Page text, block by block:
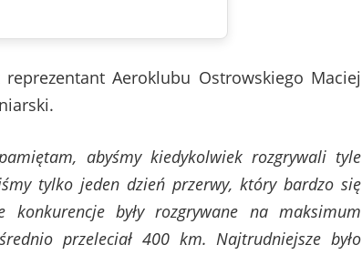
Aeroklubu Ostrowskiego Maciej
abyśmy kiedykolwiek rozgrywali tyle
tylko jeden dzień przerwy, który bardzo się
konkurencje były rozgrywane na maksimum
przeleciał 400 km. Najtrudniejsze było